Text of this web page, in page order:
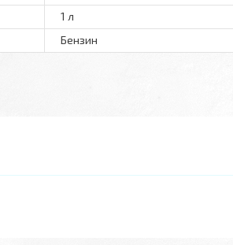
1 л
Бензин